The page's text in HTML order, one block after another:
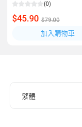
(0)
$45.90 $79.00
加入購物車